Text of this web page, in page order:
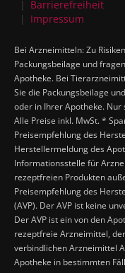
Barrierefreiheit
Impressum
Bei Arzneimitteln: Zu
Packungsbeilage und
Apotheke. Bei
Sie die Packungsbeilage
oder in Ihrer Apotheke.
Alle Preise inkl. MwSt. *
Preisempfehlung des
Herstellermeldung des
Informationsstelle für
rezeptfreien Produkten
Preisempfehlung des
(AVP). Der AVP ist keine
Der AVP ist ein von den
rezeptfreie Arzneimittel,
verbindlichen Arzneimittel
Apotheke in bestimmten